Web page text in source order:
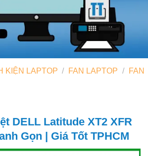
KIỆN LAPTOP / FAN LAPTOP /
FAN
DELL Latitude XT2 XFR
Gọn | Giá Tốt TPHCM